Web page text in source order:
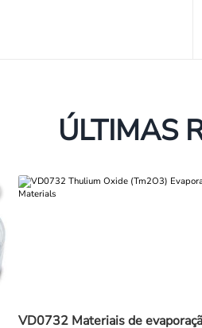
ÚLTIMAS
VD0732 Materiais de